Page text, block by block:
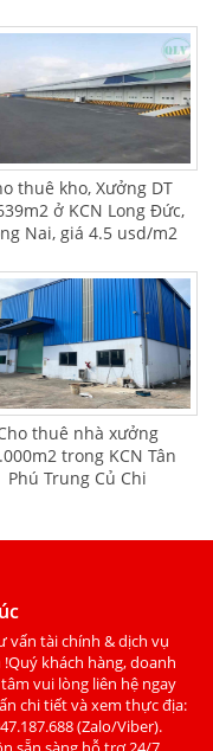
thuê kho, Xưởng DT
ở KCN Long Đức,
Nai, giá 4.5 usd/m2
thuê nhà xưởng
trong KCN Tân
Phú Trung Củ Chi
vấn tài chính & dịch vụ
khách hàng, doanh
vui lòng liên hệ ngay
chi tiết và xem thực địa:
(Zalo/Viber).